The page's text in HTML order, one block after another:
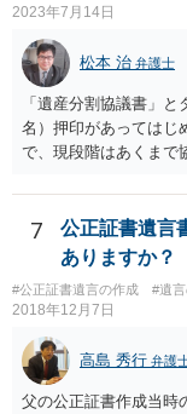
2023年7月14日
松本 治 弁護士
「遺産分割協議書」
名）押印があってはじ
で、現段階はあくまで
成立となります。その
産分割調停を申し立
は、通常、相続人全
書」を作成するとこ
るものです。
7
公正証書遺言
ありますか？
#公正証書遺言の作成 #遺
2018年12月7日
高島 秀行 弁護
父の公正証書作成当時